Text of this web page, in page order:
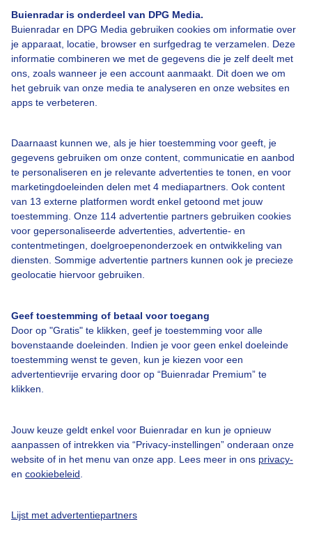
Buienradar is onderdeel van DPG Media.
Buienradar en DPG Media gebruiken cookies om informatie over
je apparaat, locatie, browser en surfgedrag te verzamelen. Deze
informatie combineren we met de gegevens die je zelf deelt met
ons, zoals wanneer je een account aanmaakt. Dit doen we om
het gebruik van onze media te analyseren en onze websites en
apps te verbeteren.
Daarnaast kunnen we, als je hier toestemming voor geeft, je
gegevens gebruiken om onze content, communicatie en aanbod
te personaliseren en je relevante advertenties te tonen, en voor
marketingdoeleinden delen met 4 mediapartners. Ook content
van 13 externe platformen wordt enkel getoond met jouw
toestemming. Onze 114 advertentie partners gebruiken cookies
voor gepersonaliseerde advertenties, advertentie- en
contentmetingen, doelgroepenonderzoek en ontwikkeling van
diensten. Sommige advertentie partners kunnen ook je precieze
geolocatie hiervoor gebruiken.
Geef toestemming of betaal voor toegang
Door op "Gratis" te klikken, geef je toestemming voor alle
bovenstaande doeleinden. Indien je voor geen enkel doeleinde
toestemming wenst te geven, kun je kiezen voor een
advertentievrije ervaring door op “Buienradar Premium” te
klikken.
Jouw keuze geldt enkel voor Buienradar en kun je opnieuw
aanpassen of intrekken via “Privacy-instellingen” onderaan onze
website of in het menu van onze app. Lees meer in ons privacy-
en cookiebeleid
Lijst met advertentiepartners
Bekijk slideshow
Over Buienradar
Bedrijfsgegevens
Contact
Toegankelijkheid
Gebruikersvoorwaarden
Adverteren
Privacy beleid
Cookie beleid